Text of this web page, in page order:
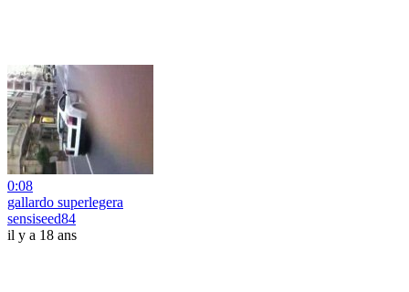
0:08
gallardo superlegera
sensiseed84
il y a 18 ans